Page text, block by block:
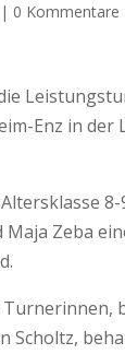
| 0 Kommentare
Enz in der
Zeba
Scholtz,